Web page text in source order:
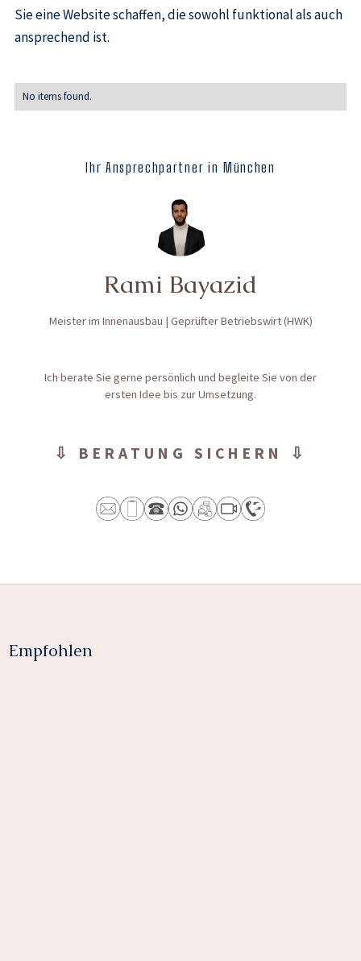
Sie eine Website schaffen, die sowohl funktional als auch
ansprechend ist.
No items found.
Ihr Ansprechpartner in München
Rami Bayazid
Meister im Innenausbau | Geprüfter Betriebswirt (HWK)
Ich berate Sie gerne persönlich und begleite Sie von der
ersten Idee bis zur Umsetzung.
⇩ BERATUNG SICHERN ⇩
Empfohlen